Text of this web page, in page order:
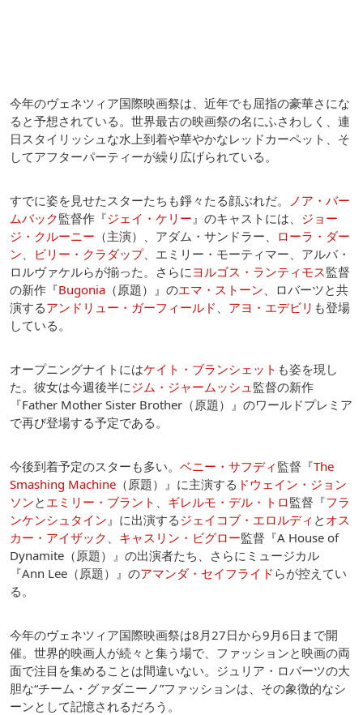
今年のヴェネツィア国際映画祭は、近年でも屈指の豪華さにな
ると予想されている。世界最古の映画祭の名にふさわしく、連
日スタイリッシュな水上到着や華やかなレッドカーペット、そ
してアフターパーティーが繰り広げられている。
すでに姿を見せたスターたちも錚々たる顔ぶれだ。
ノア・バー
ムバック監督作『ジェイ・ケリー 』のキャストには、 ジョー
ジ・クルーニー （主演）、アダム・サンドラー、 ローラ・ダー
ン
ビリー・クラダップ、エミリー・モーティマー、アルバ・
ロルヴァケルらが揃った。さらに ヨルゴス・ランティモス監督
の新作『Bugonia （原題）』のエマ・ストーン 、ロバーツと共
演するアンドリュー・ガーフィールド アヨ・エデビリ も登場
している。
オープニングナイトにはケイト・ブランシェット も姿を現し
た。彼女は今週後半にジム・ジャームッシュ 監督の新作
『Father Mother Sister Brother（原題）』のワールドプレミア
で再び登場する予定である。
今後到着予定のスターも多い。 ベニー・サフディ 監督『The
Smashing Machine （原題）』に主演する ドウェイン・ジョン
ソンと エミリー・ブラント ギレルモ・デル・トロ監督『フラ
ンケンシュタイン 』に出演するジェイコブ・エロルディ と オス
カー・アイザック
キャスリン・ビグロー監督『A House of
Dynamite（原題）』の出演者たち、さらにミュージカル
『Ann Lee（原題）』のアマンダ・セイフライド らが控えてい
る。
今年のヴェネツィア国際映画祭は8月27日から9月6日まで開
催。世界的映画人が続々と集う場で、ファッションと映画の両
面で注目を集めることは間違いない。ジュリア・ロバーツの大
胆な“チーム・グァダニーノ”ファッションは、その象徴的なシ
ーンとして記憶されるだろう。